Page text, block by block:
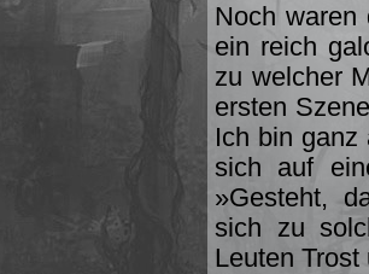
Noch waren
ein reich
zu wel­cher
ersten
Ich bin ganz
sich auf
»Gesteht,
sich zu
Leuten